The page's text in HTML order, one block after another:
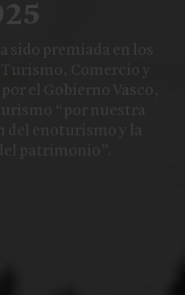
sido premiada en los
Comercio y
el Gobierno Vasco,
“por nuestra